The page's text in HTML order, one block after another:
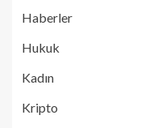
Haberler
Hukuk
Kadın
Kripto